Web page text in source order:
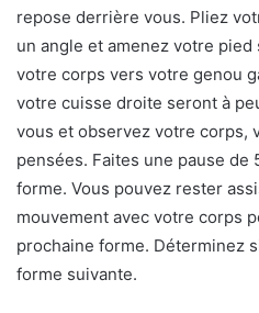
repose derrière vous. Pliez
un angle et amenez votre
votre corps vers votre genou
votre cuisse droite seront à
vous et observez votre corps,
pensées. Faites une pause de
forme. Vous pouvez rester
mouvement avec votre corps
prochaine forme. Déterminez
forme suivante.